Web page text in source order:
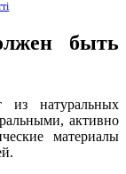
быть
из натуральных
активно
материалы